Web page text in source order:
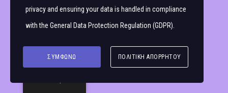
privacy and ensuring your data is handled in compliance
with the General Data Protection Regulation (GDPR)
ΣΥΜΦΩΝΏ ΠΟΛΙΤΙΚΉ ΑΠΟΡΡΉΤΟΥ